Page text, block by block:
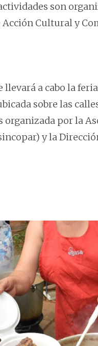
son
Cultural y
llevará a cabo la
sobre las
organizada por la
y la